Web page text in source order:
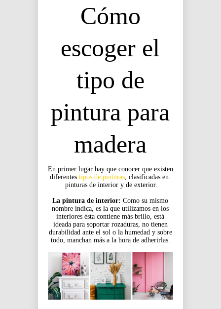
Cómo
escoger el
tipo de
pintura para
madera
En primer lugar hay que conocer que existen
diferentestipos de pinturas, clasificadas en:
pinturas de interior y de exterior.
La pintura de interior:Como su mismo
nombre indica, es la que utilizamos en los
interiores ésta contiene más brillo, está
ideada para soportar rozaduras, no tienen
durabilidad ante el sol o la humedad y sobre
todo, manchan más a la hora de adherirlas.